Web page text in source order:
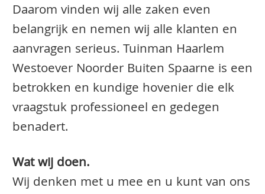
Daarom vinden wij alle zaken even
belangrijk en nemen wij alle klanten en
aanvragen serieus. Tuinman Haarlem
Westoever Noorder Buiten Spaarne is een
betrokken en kundige hovenier die elk
vraagstuk professioneel en gedegen
benadert.
Wat wij doen.
Wij denken met u mee en u kunt van ons